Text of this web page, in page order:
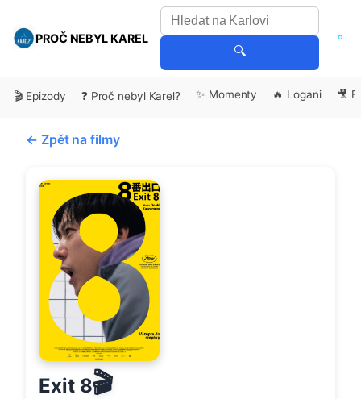
PROČ NEBYL KAREL
🔍
🎬 Epizody ❓ Proč nebyl Karel? ✨ Momenty 🔥 Logani 🎥
← Zpět na filmy
Exit 8🎬